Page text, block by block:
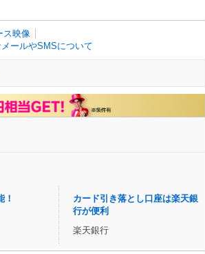
ス映像
メールやSMSについて
！
カード引き落とし口座は楽天銀
行が便利
楽天銀行